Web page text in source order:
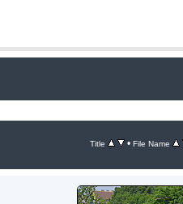
Title •File Name